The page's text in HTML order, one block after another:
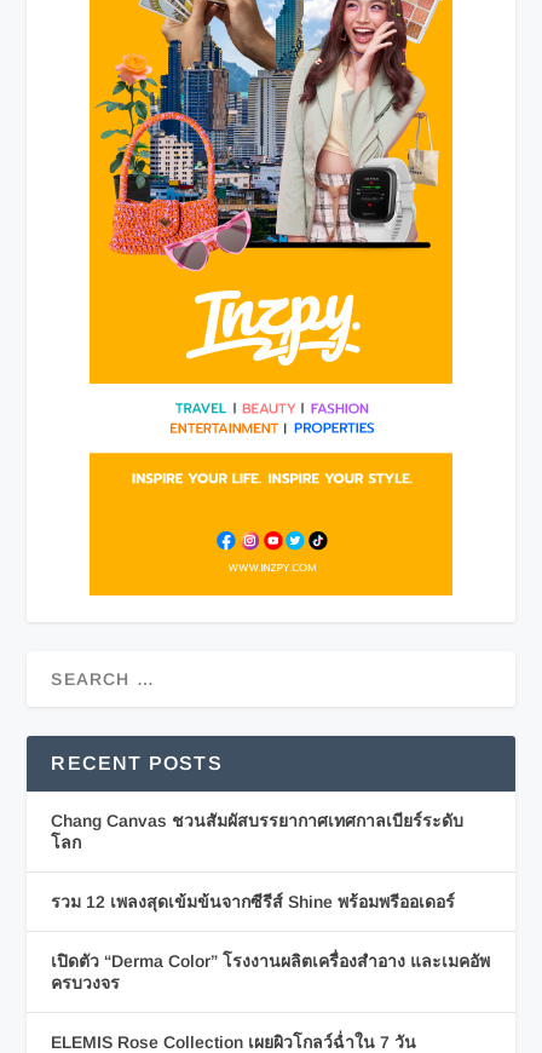
RECENT POSTS
Chang Canvas ชวนสัมผัสบรรยากาศเทศกาลเบียร์ระดับ
โลก
รวม 12 เพลงสุดเข้มข้นจากซีรีส์ Shine พร้อมพรีออเดอร์
เปิดตัว “Derma Color” โรงงานผลิตเครื่องสำอาง และเมคอัพ
ครบวงจร
ELEMIS Rose Collection เผยผิวโกลว์ฉ่ำใน 7 วัน